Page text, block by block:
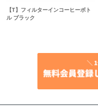
【T】フィルターインコーヒーボト
ル ブラック